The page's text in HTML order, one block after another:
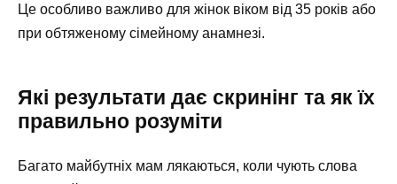
Це особливо важливо для жінок віком від 35 років або
при обтяженому сімейному анамнезі.
Які результати дає скринінг та як їх
правильно розуміти
Багато майбутніх мам лякаються, коли чують слова